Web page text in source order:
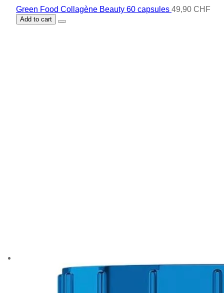
Green Food Collagène Beauty 60 capsules 49,90 CHF
Add to cart